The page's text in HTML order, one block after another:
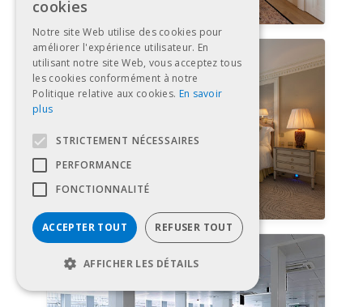
cookies
Notre site Web utilise des cookies pour
améliorer l'expérience utilisateur. En
utilisant notre site Web, vous acceptez tous
les cookies conformément à notre
Politique relative aux cookies. En savoir
plus
STRICTEMENT NÉCESSAIRES
PERFORMANCE
FONCTIONNALITÉ
ACCEPTER TOUT REFUSER TOUT
AFFICHER LES DÉTAILS